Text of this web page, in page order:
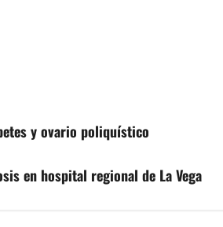
y ovario poliquístico
en hospital regional de La Vega